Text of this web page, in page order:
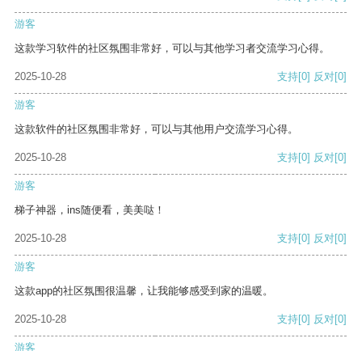
游客
这款学习软件的社区氛围非常好，可以与其他学习者交流学习心得。
2025-10-28 支持[0] 反对[0]
游客
这款软件的社区氛围非常好，可以与其他用户交流学习心得。
2025-10-28 支持[0] 反对[0]
游客
梯子神器，ins随便看，美美哒！
2025-10-28 支持[0] 反对[0]
游客
这款app的社区氛围很温馨，让我能够感受到家的温暖。
2025-10-28 支持[0] 反对[0]
游客